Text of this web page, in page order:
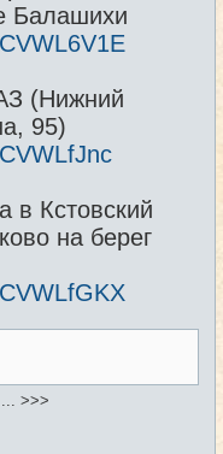
Балашихи
(Нижний
95)
в Кстовский
на берег
>>>